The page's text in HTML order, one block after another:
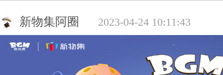
新物集阿圈 2023-04-24 10:11:43